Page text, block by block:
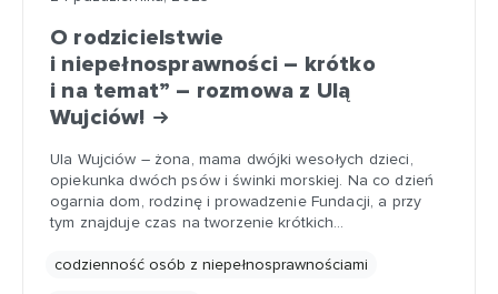
O rodzicielstwie
i niepełnosprawności – krótko
i na temat” – rozmowa z Ulą
Wujciów!
Ula Wujciów – żona, mama dwójki wesołych dzieci,
opiekunka dwóch psów i świnki morskiej. Na co dzień
ogarnia dom, rodzinę i prowadzenie Fundacji, a przy
tym znajduje czas na tworzenie krótkich…
codzienność osób z niepełnosprawnościami